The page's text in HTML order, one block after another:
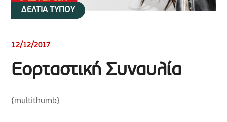
ΔΕΛΤΙΑ ΤΥΠΟΥ
12/12/2017
Εορταστική Συναυλία
{multithumb}